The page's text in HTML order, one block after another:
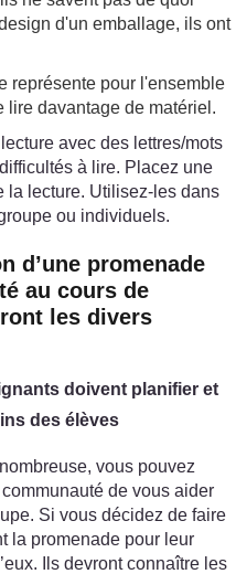
d'un emballage, ils ont
représente pour l'ensemble
davantage de matériel.
avec des lettres/mots
à lire. Placez une
la lecture. Utilisez-les dans
ou individuels.
d’une promenade
au cours de
les divers
doivent planifier et
des élèves
vous pouvez
de vous aider
Si vous décidez de faire
la promenade pour leur
Ils devront connaître les